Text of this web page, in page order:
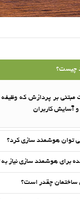
چیست؟
مبتنی بر پردازش که
و آسایش کاربران
توان هوشمند سازی کرد؟
برای هوشمند سازی نیاز
ساختمان چقدر است؟